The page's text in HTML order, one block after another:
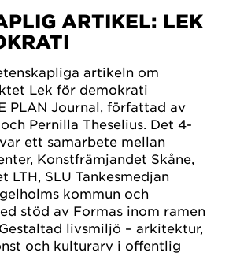
ARTIKEL: LEK
artikeln om
Lek för demokrati
PLAN Journal, författad av
Pernilla Theselius. Det 4-
ett samarbete mellan
Konstfrämjandet Skåne,
LTH, SLU Tankesmedjan
kommun och
stöd av Formas inom ramen
livsmiljö – arkitektur,
och kulturarv i offentlig